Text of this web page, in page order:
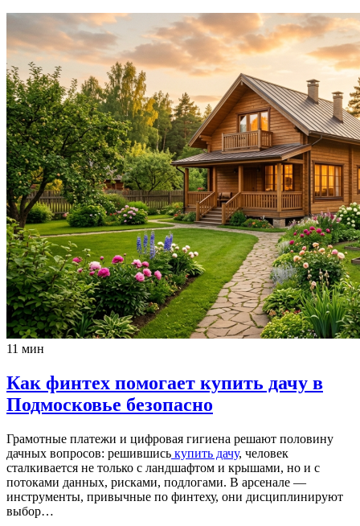
11 мин
Как финтех помогает купить дачу в
Подмосковье безопасно
Грамотные платежи и цифровая гигиена решают половину
дачных вопросов: решившись купить дачу, человек
сталкивается не только с ландшафтом и крышами, но и с
потоками данных, рисками, подлогами. В арсенале —
инструменты, привычные по финтеху, они дисциплинируют
выбор…